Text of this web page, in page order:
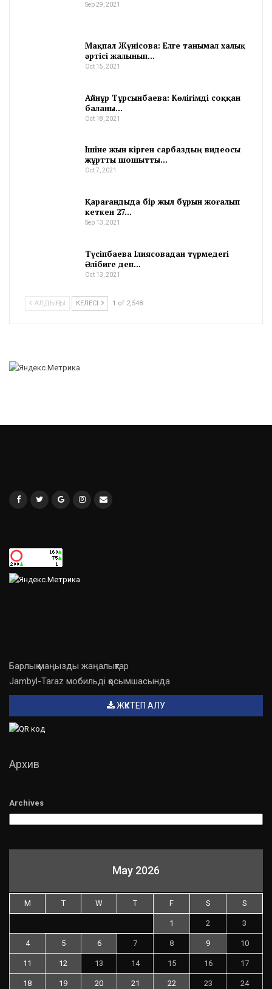
Sep 29, 2021
Мақпал Жүнісова: Елге танымал халық
әртісі жалынып…
Oct 15, 2021
Айнұр Тұрсынбаева: Көлігімді соққан
баланы…
Oct 18, 2021
Ішіне жын кірген сарбаздың видеосы
жұртты шошытты…
Oct 7, 2021
Қарағандыда бір жыл бұрын жоғалып
кеткен 27…
Sep 13, 2021
Түсіпбаева Ілиясовадан түрмедегі
Әлібиге деп…
Oct 13, 2021
АЛДЫҢҒЫ КЕЛЕСІ 1 of 2,548
Барлық маңызды жаңалықтар
Jambyl-Taraz мобильді қосымшасында
ЖҮКТЕП АЛУ
Архив
Archives
May 2026
M T W T F S S
1 2 3
4 5 6 7 8 9 10
11 12 13 14 15 16 17
18 19 20 21 22 23 24